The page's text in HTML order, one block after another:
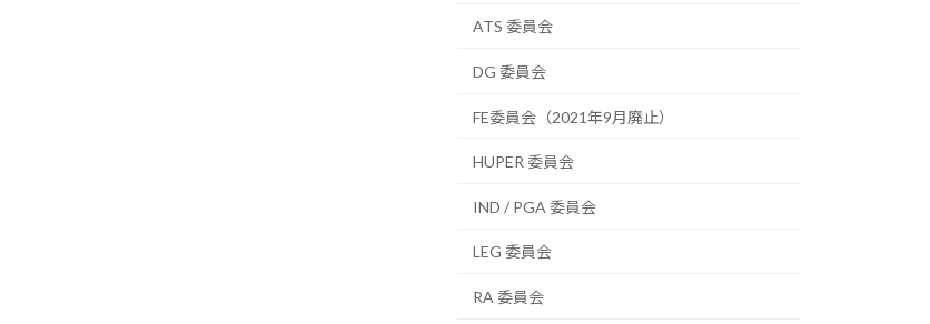
ATS 委員会
DG 委員会
FE委員会（2021年9月廃止）
HUPER 委員会
IND / PGA 委員会
LEG 委員会
RA 委員会